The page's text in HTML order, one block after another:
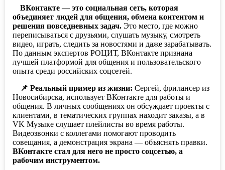
ВКонтакте — это социальная сеть, которая
объединяет людей для общения, обмена контентом и
решения повседневных задач. Это место, где можно
переписываться с друзьями, слушать музыку, смотреть
видео, играть, следить за новостями и даже зарабатывать.
По данным экспертов РОЦИТ, ВКонтакте признана
лучшей платформой для общения и пользовательского
опыта среди российских соцсетей.
📌 Реальный пример из жизни: Сергей, фрилансер из
Новосибирска, использует ВКонтакте для работы и
общения. В личных сообщениях он обсуждает проекты с
клиентами, в тематических группах находит заказы, а в
VK Музыке слушает плейлисты во время работы.
Видеозвонки с коллегами помогают проводить
совещания, а демонстрация экрана — объяснять правки.
ВКонтакте стал для него не просто соцсетью, а
рабочим инструментом.